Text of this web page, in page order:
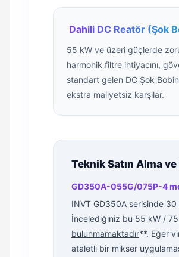
Dahili DC Reatör (Şok
55 kW ve üzeri güçlerde
harmonik filtre ihtiyacını,
standart gelen DC Şok
ekstra maliyetsiz karşılar.
Teknik Satın Alma
GD350A-055G/075P-4
INVT GD350A serisinde 30
İncelediğiniz bu 55 kW / 75
bulunmamaktadır**. Eğer
ataletli bir mikser